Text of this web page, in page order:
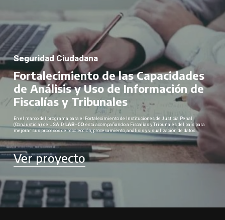
Seguridad Ciudadana
Fortalecimiento de las Capacidades
de Análisis y Uso de Información de
Fiscalías y Tribunales
En el marco del programa para el Fortalecimiento de Instituciones de Justicia Penal
(ConJusticia) de USAID, LAB-CO está acompañando a Fiscalías y Tribunales del país para
mejorar sus procesos de recolección, procesamiento, análisis y visualización de datos.
Ver proyecto